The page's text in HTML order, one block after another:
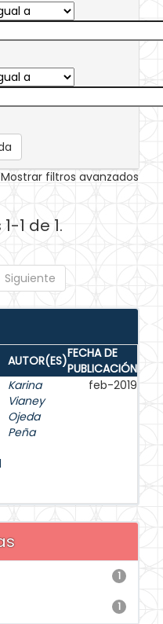
Mostrar filtros avanzados
1 de 1.
Siguiente
AUTOR(ES)FECHA DE
PUBLICACIÓN
Karina
Vianey
Ojeda
Peña
feb-2019
1
1